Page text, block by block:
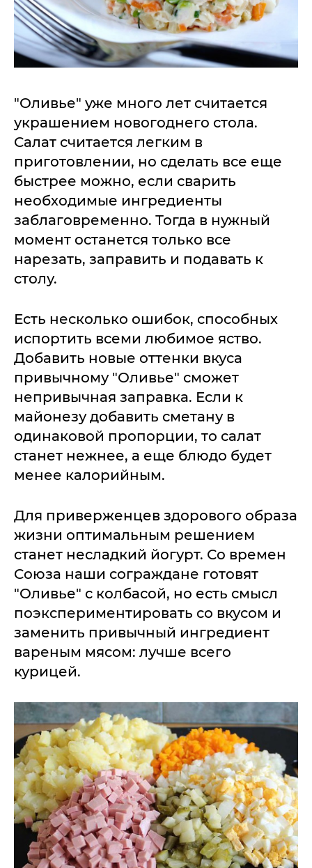
"Оливье" уже много лет считается
украшением новогоднего стола.
Салат считается легким в
приготовлении, но сделать все еще
быстрее можно, если сварить
необходимые ингредиенты
заблаговременно. Тогда в нужный
момент останется только все
нарезать, заправить и подавать к
столу.
Есть несколько ошибок, способных
испортить всеми любимое яство.
Добавить новые оттенки вкуса
привычному "Оливье" сможет
непривычная заправка. Если к
майонезу добавить сметану в
одинаковой пропорции, то салат
станет нежнее, а еще блюдо будет
менее калорийным.
Для приверженцев здорового образа
жизни оптимальным решением
станет несладкий йогурт. Со времен
Союза наши сограждане готовят
"Оливье" с колбасой, но есть смысл
поэкспериментировать со вкусом и
заменить привычный ингредиент
вареным мясом: лучше всего
курицей.